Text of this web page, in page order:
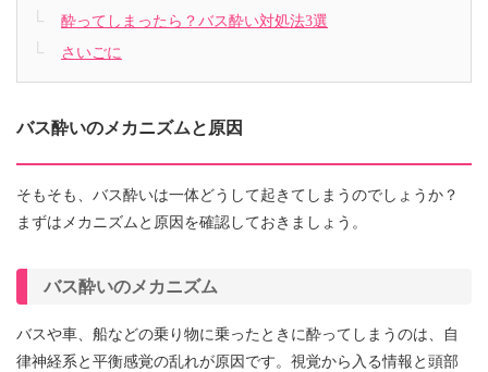
酔ってしまったら？バス酔い対処法3選
さいごに
バス酔いのメカニズムと原因
そもそも、バス酔いは一体どうして起きてしまうのでしょうか？
まずはメカニズムと原因を確認しておきましょう。
バス酔いのメカニズム
バスや車、船などの乗り物に乗ったときに酔ってしまうのは、自
律神経系と平衡感覚の乱れが原因です。視覚から入る情報と頭部